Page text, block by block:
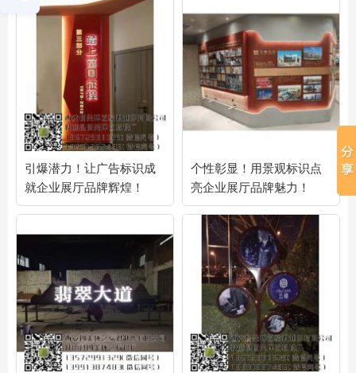
引爆潜力！让广告标识成
就企业展厅品牌辉煌！
个性彰显！用景观标识点
亮企业展厅品牌魅力！